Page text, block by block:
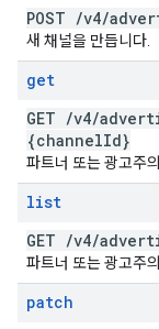
POST /v4/
새 채널을 만듭니다.
get
GET /v4/
{channelId}
파트너 또는 광고주
list
GET /v4/
파트너 또는 광고주
patch